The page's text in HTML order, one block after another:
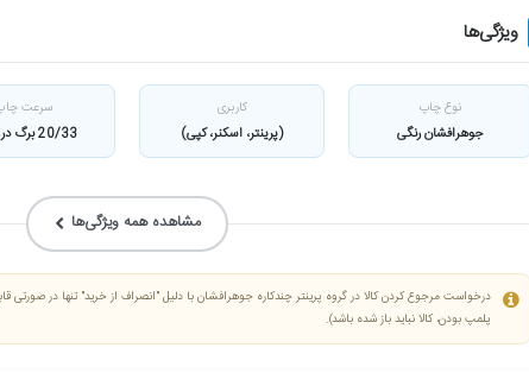
ویژگی‌ها
نوع چاپ
جوهرافشان رنگی
کاربری
(پرینتر، اسکنر، کپی)
سرعت
20/33 برگ در دقیقه
مشاهده همه ویژگی‌ها
درخواست مرجوع کردن کالا در گروه پرینتر چندکاره جوهرافشان با دلیل "انصراف از خرید" تنها در صورتی
پلمپ بودن، کالا نباید باز شده باشد).